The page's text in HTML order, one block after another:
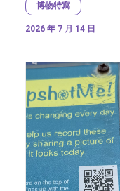
博物特寫
2026 年 7 月 14 日